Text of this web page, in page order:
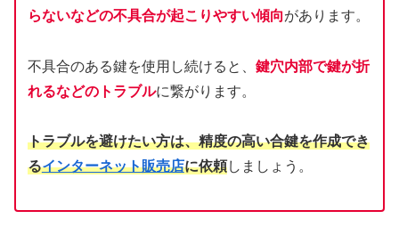
らないなどの不具合が起こりやすい傾向があります。
不具合のある鍵を使用し続けると、 鍵穴内部で鍵が折
れるなどのトラブルに繋がります。
トラブルを避けたい方は、精度の高い合鍵を作成でき
るインターネット販売店に依頼しましょう。